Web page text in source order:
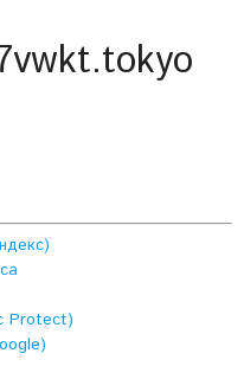
Protect)